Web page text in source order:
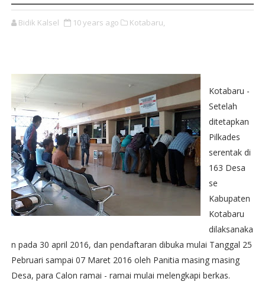
Bidik Kalsel 10 years ago Kotabaru,
Kotabaru -
Setelah
ditetapkan
Pilkades
serentak di
163 Desa
se
Kabupaten
Kotabaru
dilaksanaka
n pada 30 april 2016, dan pendaftaran dibuka mulai Tanggal 25
Pebruari sampai 07 Maret 2016 oleh Panitia masing masing
Desa, para Calon ramai - ramai mulai melengkapi berkas.